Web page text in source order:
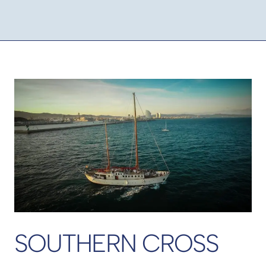
SOUTHERN CROSS